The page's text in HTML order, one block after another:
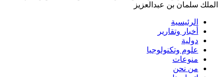
الملك سلمان بن عبدالعزيز
الرئيسية
أخبار وتقارير
دولية
علوم وتكنولوجيا
منوعات
من نحن